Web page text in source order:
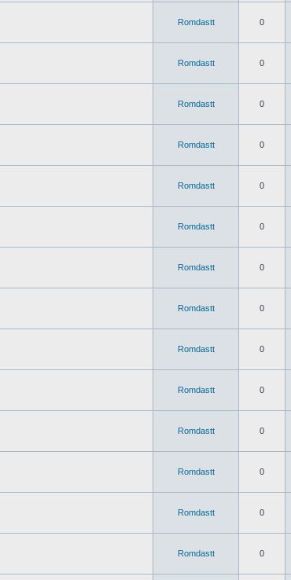
Romdastt 0
Romdastt 0
Romdastt 0
Romdastt 0
Romdastt 0
Romdastt 0
Romdastt 0
Romdastt 0
Romdastt 0
Romdastt 0
Romdastt 0
Romdastt 0
Romdastt 0
Romdastt 0